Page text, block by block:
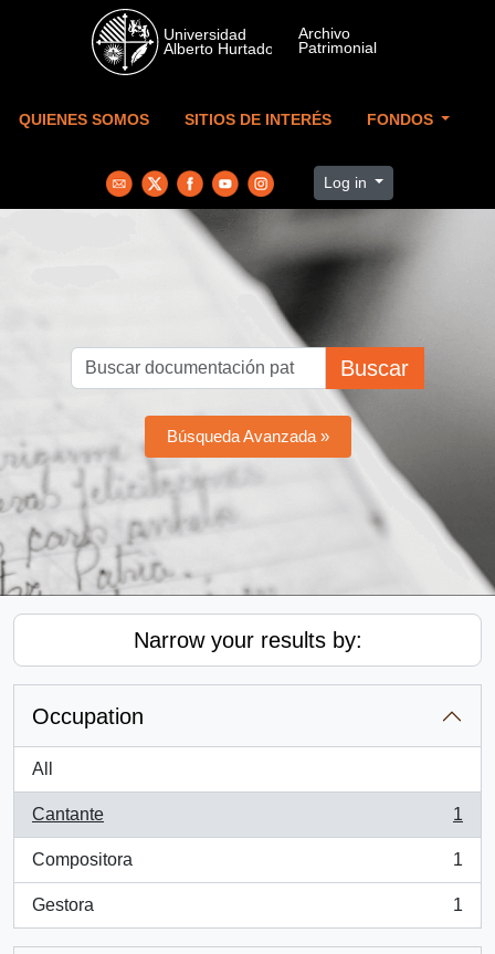
Skip to main content
QUIENES SOMOS SITIOS DE INTERÉS FONDOS
Log in
Buscar
Búsqueda Avanzada »
Narrow your results by:
Occupation
All
Cantante
, 1 results
1
Compositora
, 1 results
1
Gestora
, 1 results
1